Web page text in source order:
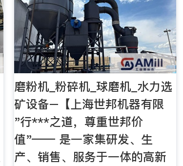
磨粉机_粉碎机_球磨机_水力选
矿设备–【上海世邦机器有限
"行***之道，尊重世邦价
值"—— 是一家集研发、生
产、销售、服务于一体的高新